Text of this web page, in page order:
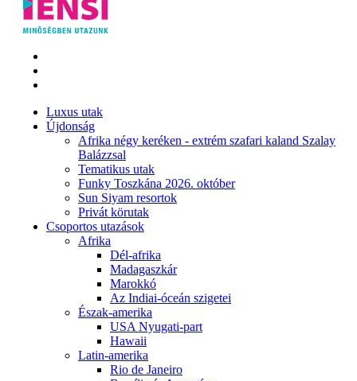
Luxus utak
Újdonság
Afrika négy keréken - extrém szafari kaland Szalay
Balázzsal
Tematikus utak
Funky Toszkána 2026. október
Sun Siyam resortok
Privát körutak
Csoportos utazások
Afrika
Dél-afrika
Madagaszkár
Marokkó
Az Indiai-óceán szigetei
Észak-amerika
USA Nyugati-part
Hawaii
Latin-amerika
Rio de Janeiro